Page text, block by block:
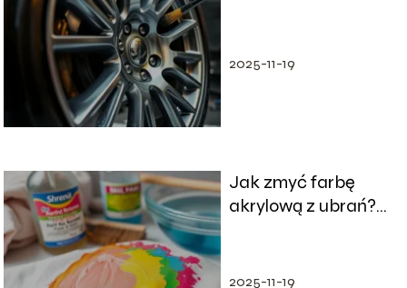
2025-11-19
Jak zmyć farbę
akrylową z ubrań?
2025-11-19